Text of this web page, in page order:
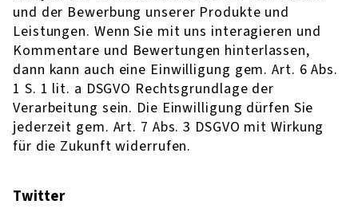
und der Bewerbung unserer Produkte und
Leistungen. Wenn Sie mit uns interagieren und
Kommentare und Bewertungen hinterlassen,
dann kann auch eine Einwilligung gem. Art. 6 Abs.
1 S. 1 lit. a DSGVO Rechtsgrundlage der
Verarbeitung sein. Die Einwilligung dürfen Sie
jederzeit gem. Art. 7 Abs. 3 DSGVO mit Wirkung
für die Zukunft widerrufen.
Twitter